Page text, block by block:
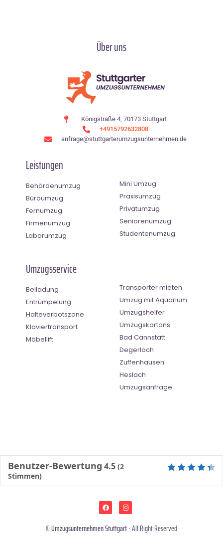
Über uns
Königstraße 4, 70173 Stuttgart
+4915792632808
anfrage@stuttgarterumzugsunternehmen.de
Leistungen
Behördenumzug
Büroumzug
Fernumzug
Firmenumzug
Laborumzug
Mini Umzug
Praxisumzug
Privatumzug
Seniorenumzug
Studentenumzug
Umzugsservice
Beiladung
Entrümpelung
Halteverbotszone
Klaviertransport
Möbellift
Transporter mieten
Umzug mit Aquarium
Umzugshelfer
Umzugskartons
Bad Cannstatt
Degerloch
Zuffenhausen
Heslach
Umzugsanfrage
Benutzer-Bewertung 4.5 (2
Stimmen)
©Umzugsunternehmen Stuttgart- All Right Reserved